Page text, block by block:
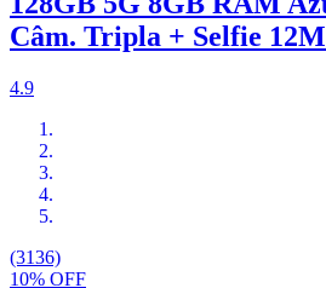
Câm. Tripla + Selfie
4.9
(3136)
10% OFF